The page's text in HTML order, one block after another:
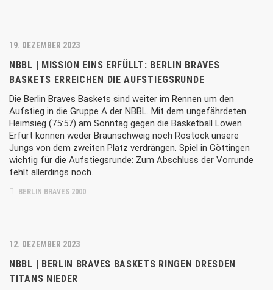
19. DEZEMBER 2023
NBBL | MISSION EINS ERFÜLLT: BERLIN BRAVES
BASKETS ERREICHEN DIE AUFSTIEGSRUNDE
Die Berlin Braves Baskets sind weiter im Rennen um den
Aufstieg in die Gruppe A der NBBL. Mit dem ungefährdeten
Heimsieg (75:57) am Sonntag gegen die Basketball Löwen
Erfurt können weder Braunschweig noch Rostock unsere
Jungs von dem zweiten Platz verdrängen. Spiel in Göttingen
wichtig für die Aufstiegsrunde: Zum Abschluss der Vorrunde
fehlt allerdings noch…
BERLIN BRAVES 2000
12. DEZEMBER 2023
NBBL | BERLIN BRAVES BASKETS RINGEN DRESDEN
TITANS NIEDER